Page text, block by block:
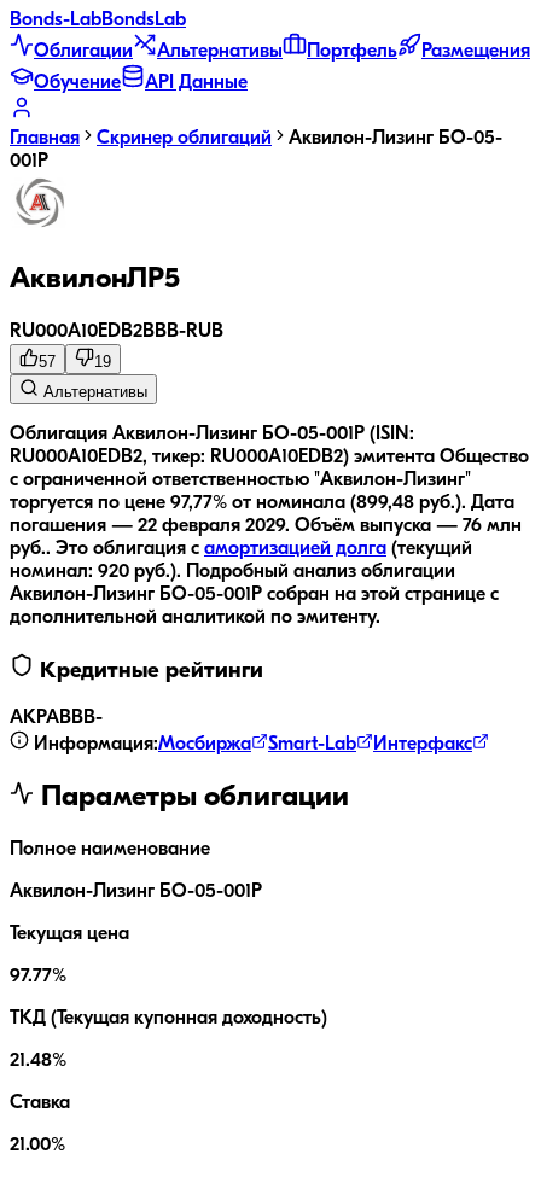
Bonds-LabBondsLab
Облигации
Альтернативы Портфель
Размещения
Обучение
API Данные
Главная Скринер облигаций
Аквилон-Лизинг БО-05-
001P
АквилонЛР5
RU000A10EDB2BBB-RUB
57
19
Альтернативы
Облигация Аквилон-Лизинг БО-05-001P (ISIN:
RU000A10EDB2, тикер: RU000A10EDB2) эмитента Общество
с ограниченной ответственностью "Аквилон-Лизинг"
торгуется по цене 97,77% от номинала (899,48 руб.). Дата
погашения — 22 февраля 2029. Объём выпуска — 76 млн
руб.. Это облигация с амортизацией долга (текущий
номинал: 920 руб.).
Подробный анализ облигации
Аквилон-Лизинг БО-05-001P собран на этой странице с
дополнительной аналитикой по эмитенту.
Кредитные рейтинги
АКРАBBB-
Информация:Мосбиржа Smart-Lab Интерфакс
Параметры облигации
Полное наименование
Аквилон-Лизинг БО-05-001P
Текущая цена
97.77%
ТКД (Текущая купонная доходность)
21.48%
Ставка
21.00%